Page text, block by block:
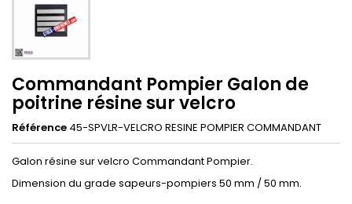
Commandant Pompier Galon de
poitrine résine sur velcro
Référence 45-SPVLR-VELCRO RESINE POMPIER COMMANDANT
Galon résine sur velcro Commandant Pompier.
Dimension du grade sapeurs-pompiers 50 mm / 50 mm.